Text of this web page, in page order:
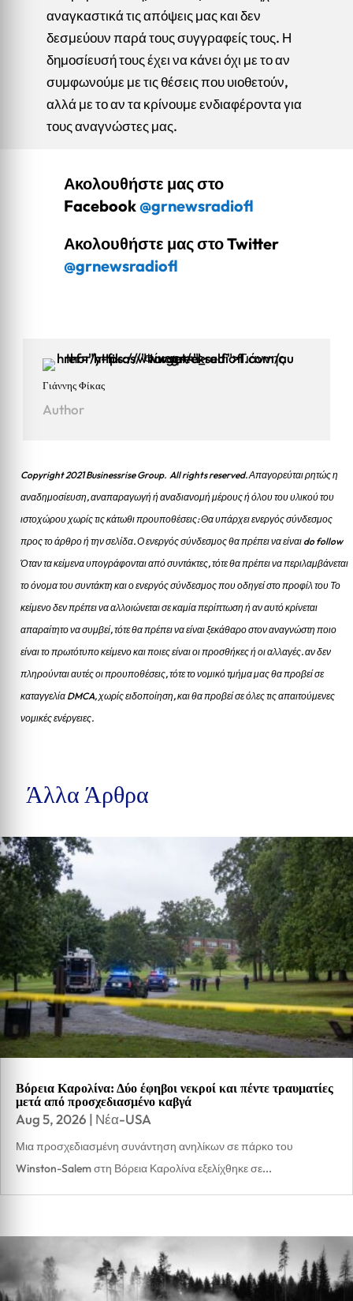
αναγκαστικά τις απόψεις μας και δεν
δεσμεύουν παρά τους συγγραφείς τους. Η
δημοσίευσή τους έχει να κάνει όχι με το αν
συμφωνούμε με τις θέσεις που υιοθετούν,
αλλά με το αν τα κρίνουμε ενδιαφέροντα για
τους αναγνώστες μας.
Ακολουθήστε μας στο
Facebook@grnewsradiofl
Ακολουθήστε μας στο Twitter
@grnewsradiofl
Γιάννης Φίκας
Author
Copyright 2021 Businessrise Group. All rights reserved. Απαγορεύται ρητώς η
αναδημοσίευση, αναπαραγωγή ή αναδιανομή μέρους ή όλου του υλικού του
ιστοχώρου χωρίς τις κάτωθι προυποθέσεις: Θα υπάρχει ενεργός σύνδεσμος
προς το άρθρο ή την σελίδα.Ο ενεργός σύνδεσμος θα πρέπει να είναι do follow
Όταν τα κείμενα υπογράφονται από συντάκτες, τότε θα πρέπει να περιλαμβάνεται
το όνομα του συντάκτη και ο ενεργός σύνδεσμος που οδηγεί στο προφίλ του Το
κείμενο δεν πρέπει να αλλοιώνεται σε καμία περίπτωση ή αν αυτό κρίνεται
απαραίτητο να συμβεί, τότε θα πρέπει να είναι ξεκάθαρο στον αναγνώστη ποιο
είναι το πρωτότυπο κείμενο και ποιες είναι οι προσθήκες ή οι αλλαγές. αν δεν
πληρούνται αυτές οι προυποθέσεις, τότε το νομικό τμήμα μας θα προβεί σε
καταγγελία DMCA, χωρίς ειδοποίηση, και θα προβεί σε όλες τις απαιτούμενες
νομικές ενέργειες.
Άλλα Άρθρα
Βόρεια Καρολίνα: Δύο έφηβοι νεκροί και πέντε τραυματίες
μετά από προσχεδιασμένο καβγά
Aug 5, 2026 | Νέα-USA
Μια προσχεδιασμένη συνάντηση ανηλίκων σε πάρκο του
Winston-Salem στη Βόρεια Καρολίνα εξελίχθηκε σε...